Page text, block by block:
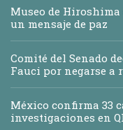
Museo de
un mensaje de paz
Comité del Senado
Fauci por negarse a
México confirma 33
investigaciones en